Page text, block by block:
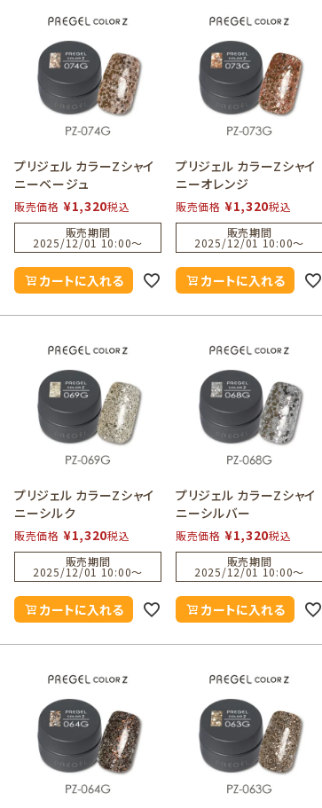
プリジェル カラーZシャイ
ニーベージュ
販売価格 ¥1,320税込
販売期間
2025/12/01 10:00〜
カートに入れる
プリジェル カラーZシャイ
ニーオレンジ
販売価格 ¥1,320税込
販売期間
2025/12/01 10:00〜
カートに入れる
プリジェル カラーZシャイ
ニーシルク
販売価格 ¥1,320税込
販売期間
2025/12/01 10:00〜
カートに入れる
プリジェル カラーZシャイ
ニーシルバー
販売価格 ¥1,320税込
販売期間
2025/12/01 10:00〜
カートに入れる